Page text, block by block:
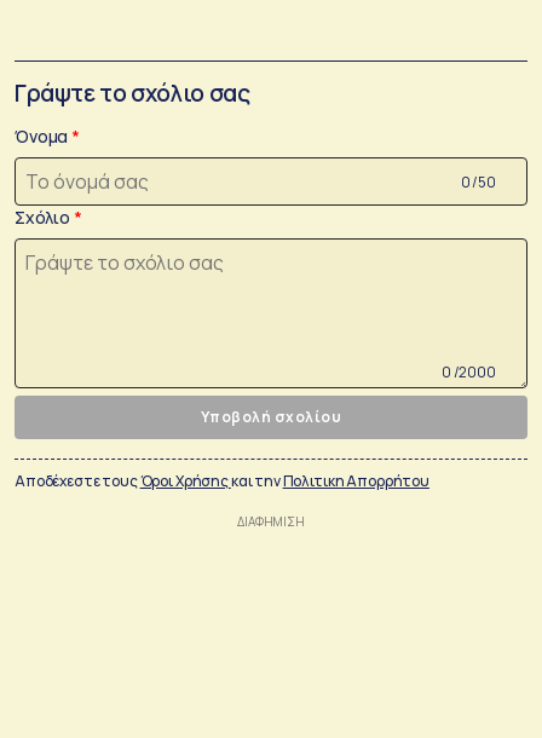
Γράψτε το σχόλιο σας
Όνομα
0 /50
Σχόλιο
0 /2000
Υποβολή σχολίου
Αποδέχεστε τουςΌροι Χρήσηςκαι τηνΠολιτικη Απορρήτου